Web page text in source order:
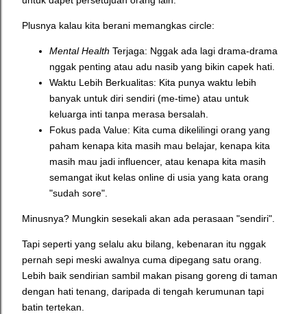
Plusnya kalau kita berani memangkas circle:
Mental Health Terjaga: Nggak ada lagi drama-drama
nggak penting atau adu nasib yang bikin capek hati.
Waktu Lebih Berkualitas: Kita punya waktu lebih
banyak untuk diri sendiri (me-time) atau untuk
keluarga inti tanpa merasa bersalah.
Fokus pada Value: Kita cuma dikelilingi orang yang
paham kenapa kita masih mau belajar, kenapa kita
masih mau jadi influencer, atau kenapa kita masih
semangat ikut kelas online di usia yang kata orang
"sudah sore".
Minusnya? Mungkin sesekali akan ada perasaan "sendiri".
Tapi seperti yang selalu aku bilang, kebenaran itu nggak
pernah sepi meski awalnya cuma dipegang satu orang.
Lebih baik sendirian sambil makan pisang goreng di taman
dengan hati tenang, daripada di tengah kerumunan tapi
batin tertekan.